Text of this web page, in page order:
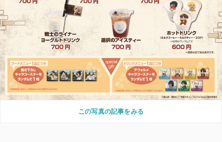
この写真の記事をみる